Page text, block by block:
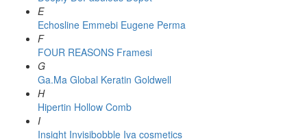
E
Echosline Emmebi Eugene Perma
F
FOUR REASONS Framesi
G
Ga.Ma Global Keratin Goldwell
H
Hipertin Hollow Comb
I
Insight Invisibobble Iva cosmetics